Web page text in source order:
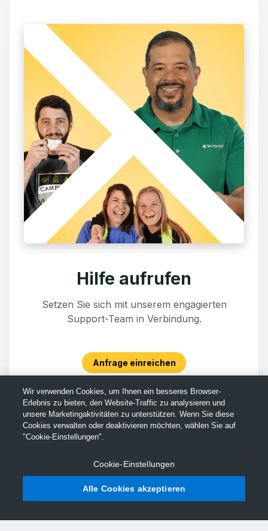
Hilfe aufrufen
Setzen Sie sich mit unserem engagierten
Support-Team in Verbindung.
Anfrage einreichen
Wir verwenden Cookies, um Ihnen ein besseres Browser-
Erlebnis zu bieten, den Website-Traffic zu analysieren und
unsere Marketingaktivitäten zu unterstützen. Wenn Sie diese
Cookies verwalten oder deaktivieren möchten, wählen Sie auf
"Cookie-Einstellungen".
Cookie-Einstellungen
Alle Cookies akzeptieren